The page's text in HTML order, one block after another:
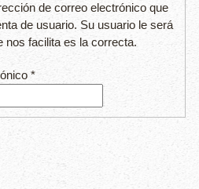
de correo electrónico que
de usuario. Su usuario le será
nos facilita es la correcta.
*